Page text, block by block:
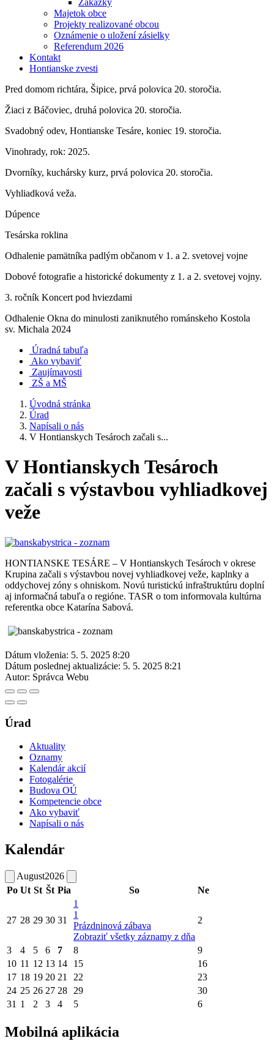
Zákazky
Majetok obce
Projekty realizované obcou
Oznámenie o uložení zásielky
Referendum 2026
Kontakt
Hontianske zvesti
Pred domom richtára, Šipice, prvá polovica 20. storočia.
Žiaci z Báčoviec, druhá polovica 20. storočia.
Svadobný odev, Hontianske Tesáre, koniec 19. storočia.
Vinohrady, rok: 2025.
Dvorníky, kuchársky kurz, prvá polovica 20. storočia.
Vyhliadková veža.
Dúpence
Tesárska roklina
Odhalenie pamätníka padlým občanom v 1. a 2. svetovej vojne
Dobové fotografie a historické dokumenty z 1. a 2. svetovej vojny.
3. ročník Koncert pod hviezdami
Odhalenie Okna do minulosti zaniknutého románskeho Kostola
sv. Michala 2024
Úradná tabuľa
Ako vybaviť
Zaujímavosti
ZŠ a MŠ
Úvodná stránka
Úrad
Napísali o nás
V Hontianskych Tesároch začali s...
V Hontianskych Tesároch
začali s výstavbou vyhliadkovej
veže
HONTIANSKE TESÁRE – V Hontianskych Tesároch v okrese
Krupina začali s výstavbou novej vyhliadkovej veže, kaplnky a
oddychovej zóny s ohniskom. Novú turistickú infraštruktúru doplní
aj informačná tabuľa o regióne. TASR o tom informovala kultúrna
referentka obce Katarína Sabová.
Dátum vloženia: 5. 5. 2025 8:20
Dátum poslednej aktualizácie: 5. 5. 2025 8:21
Autor: Správca Webu
Úrad
Aktuality
Oznamy
Kalendár akcií
Fotogalérie
Budova OÚ
Kompetencie obce
Ako vybaviť
Napísali o nás
Kalendár
August2026
Po Ut St Št Pia So Ne
27 28 29 30 31
1
1
Prázdninová zábava
Zobraziť všetky záznamy z dňa
2
3 4 5 6 7 8
9
10 11 12 13 14 15
16
17 18 19 20 21 22
23
24 25 26 27 28 29
30
31 1 2 3 4 5 6
Mobilná aplikácia